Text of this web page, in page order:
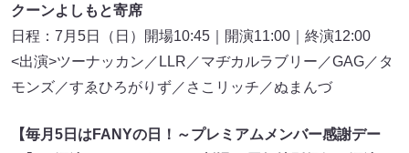
クーンよしもと寄席
日程：7月5日（日）開場10:45｜開演11:00｜終演12:00
<出演>ツーナッカン／LLR／マヂカルラブリー／GAG／タ
モンズ／すゑひろがりず／さこリッチ／ぬまんづ
【毎月5日はFANYの日！～プレミアムメンバー感謝デー